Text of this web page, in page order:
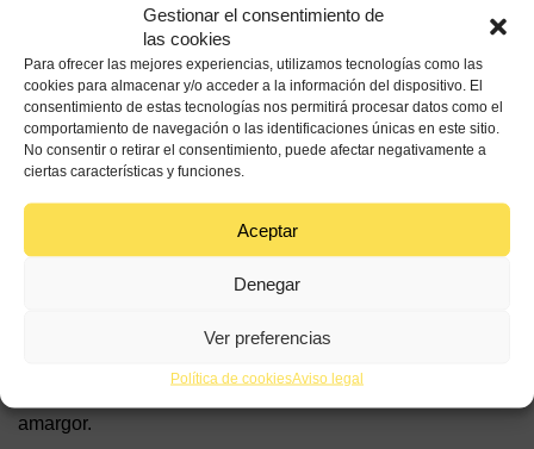
Gestionar el consentimiento de
las cookies
Para ofrecer las mejores experiencias, utilizamos tecnologías como las
cookies para almacenar y/o acceder a la información del dispositivo. El
consentimiento de estas tecnologías nos permitirá procesar datos como el
comportamiento de navegación o las identificaciones únicas en este sitio.
No consentir o retirar el consentimiento, puede afectar negativamente a
ciertas características y funciones.
Aceptar
Denegar
Ver preferencias
Política de cookiesAviso legal
agua, cuando esté hirviendo, añade la coliflor, la
patata y la cebolla. Todo cortado en trozos grandes.
Cuece todo hasta que esté blando. Escurre parte
del agua y tritura hasta conseguir una cremita
espesa. Reserva el agua por si quieres bajar el
espesor de la crema.
Por último, añade elaceite de oliva virgen extra de
poco a poco para que vaya emulsionando y
que vaya ligando poco a poco y vaya cogiendo
En esta ocasión te recomendamos preparar el plato con
aceite de oliva virgen extra de España de la variedad
amargor.